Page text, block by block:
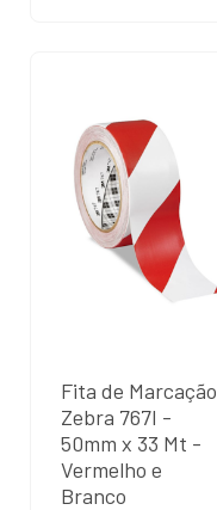
Fita de Marcação
Zebra 767I -
50mm x 33 Mt -
Vermelho e
Branco